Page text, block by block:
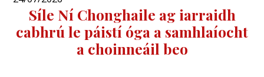
Síle Ní Chonghaile ag iarraidh
cabhrú le páistí óga a samhlaíocht
a choinneáil beo